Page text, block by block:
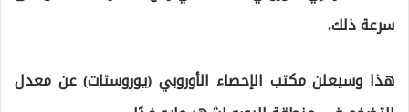
سرعة ذلك.
هذا وسيعلن مكتب الإحصاء الأوروبي (يوروستات) عن معدل